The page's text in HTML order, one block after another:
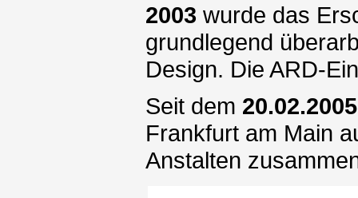
2003 wurde das
grundlegend
Design. Die ARD-
Seit dem 20.02.2005
Frankfurt am Main
Anstalten